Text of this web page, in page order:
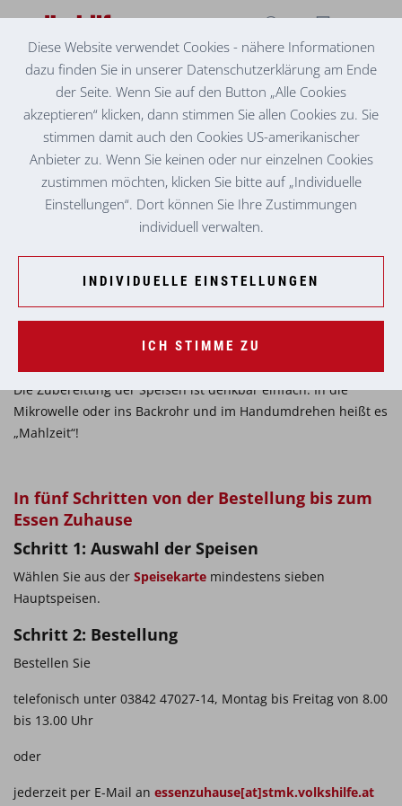
ESSEN ZUHAUSE
Zuhause schmeckt’s am besten
Bei Essen Zuhause „Gourmet à la carte“ handelt es sich um
schockgefrorene Menüs, die Ihnen einmal wöchentlich
zugestellt werden. Unsere umfangreiche Speisekarte bietet
Ihnen die Möglichkeit, sich je nach Geschmack und Ihren
individuellen Gesundheitsanforderungen zu ernähren. Essen
fleischlose Kost an. Suchen Sie sich einfach Menüs ganz nach
Ihrem Geschmack aus unserer Speisekarte aus! Unsere
direkt zu Ihnen nach Hause.
Die Zubereitung der Speisen ist denkbar einfach: In die
Mikrowelle oder ins Backrohr und im Handumdrehen heißt es
„Mahlzeit“!
In fünf Schritten von der Bestellung bis zum
Essen Zuhause
Schritt 1: Auswahl der Speisen
Wählen Sie aus der Speisekarte mindestens sieben
Hauptspeisen.
Schritt 2: Bestellung
Bestellen Sie
telefonisch unter 03842 47027-14, Montag bis Freitag von 8.00
bis 13.00 Uhr
oder
jederzeit per E-Mail an essenzuhause[at]stmk.volkshilfe.at
Diese Website verwendet Cookies - nähere Informationen
dazu finden Sie in unserer Datenschutzerklärung am Ende
der Seite. Wenn Sie auf den Button „Alle Cookies
akzeptieren“ klicken, dann stimmen Sie allen Cookies zu. Sie
stimmen damit auch den Cookies US-amerikanischer
Anbieter zu. Wenn Sie keinen oder nur einzelnen Cookies
zustimmen möchten, klicken Sie bitte auf „Individuelle
Einstellungen“. Dort können Sie Ihre Zustimmungen
individuell verwalten.
INDIVIDUELLE EINSTELLUNGEN
ICH STIMME ZU